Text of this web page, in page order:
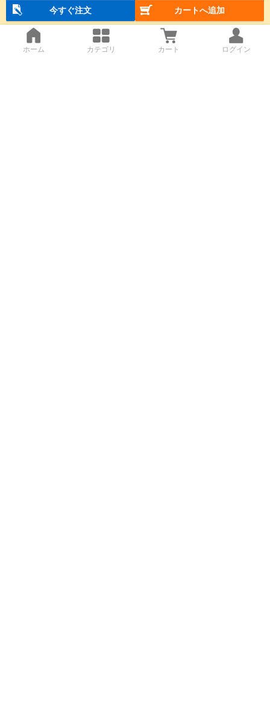
今すぐ注文
カートへ追加
ホーム カテゴリ カート ログイン